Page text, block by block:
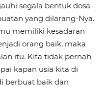
segala bentuk dosa
yang dilarang-Nya.
memiliki kesadaran
orang baik, maka
itu. Kita tidak pernah
kapan usia kita di
berbuat baik dan